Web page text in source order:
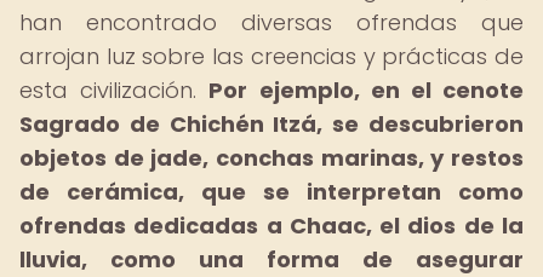
han encontrado diversas ofrendas que
arrojan luz sobre las creencias y prácticas de
esta civilización. Por ejemplo, en el cenote
Sagrado de Chichén Itzá, se descubrieron
objetos de jade, conchas marinas, y restos
de cerámica, que se interpretan como
ofrendas dedicadas a Chaac, el dios de la
lluvia, como una forma de asegurar